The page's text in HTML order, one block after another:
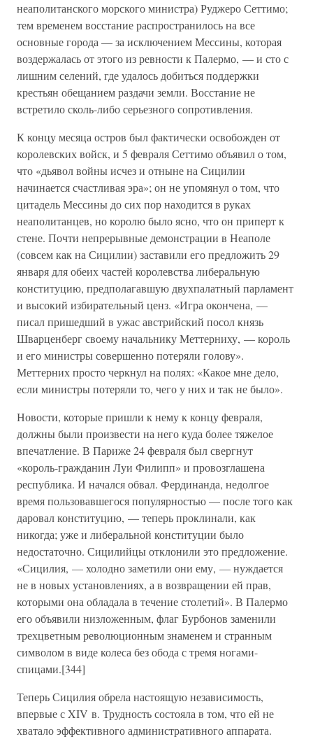
неаполитанского морского министра) Руджеро Сеттимо;
тем временем восстание распространилось на все
основные города — за исключением Мессины, которая
воздержалась от этого из ревности к Палермо, — и сто с
лишним селений, где удалось добиться поддержки
крестьян обещанием раздачи земли. Восстание не
встретило сколь-либо серьезного сопротивления.
К концу месяца остров был фактически освобожден от
королевских войск, и 5 февраля Сеттимо объявил о том,
что «дьявол войны исчез и отныне на Сицилии
начинается счастливая эра»; он не упомянул о том, что
цитадель Мессины до сих пор находится в руках
неаполитанцев, но королю было ясно, что он приперт к
стене. Почти непрерывные демонстрации в Неаполе
(совсем как на Сицилии) заставили его предложить 29
января для обеих частей королевства либеральную
конституцию, предполагавшую двухпалатный парламент
и высокий избирательный ценз. «Игра окончена, —
писал пришедший в ужас австрийский посол князь
Шварценберг своему начальнику Меттерниху, — король
и его министры совершенно потеряли голову».
Меттерних просто черкнул на полях: «Какое мне дело,
если министры потеряли то, чего у них и так не было».
Новости, которые пришли к нему к концу февраля,
должны были произвести на него куда более тяжелое
впечатление. В Париже 24 февраля был свергнут
«король-гражданин Луи Филипп» и провозглашена
республика. И начался обвал. Фердинанда, недолгое
время пользовавшегося популярностью — после того как
даровал конституцию, — теперь проклинали, как
никогда; уже и либеральной конституции было
недостаточно. Сицилийцы отклонили это предложение.
«Сицилия, — холодно заметили они ему, — нуждается
не в новых установлениях, а в возвращении ей прав,
которыми она обладала в течение столетий». В Палермо
его объявили низложенным, флаг Бурбонов заменили
трехцветным революционным знаменем и странным
символом в виде колеса без обода с тремя ногами-
спицами.[344]
Теперь Сицилия обрела настоящую независимость,
впервые с XIV в. Трудность состояла в том, что ей не
хватало эффективного административного аппарата.